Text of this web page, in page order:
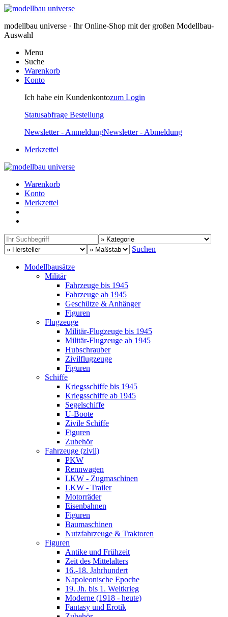
modellbau universe · Ihr Online-Shop mit der großen Modellbau-
Auswahl
Menu
Suche
Warenkorb
Konto
Ich habe ein Kundenkontozum Login
Statusabfrage Bestellung
Newsletter - AnmeldungNewsletter - Abmeldung
Merkzettel
Warenkorb
Konto
Merkzettel
Suchen
Modellbausätze
Militär
Fahrzeuge bis 1945
Fahrzeuge ab 1945
Geschütze & Anhänger
Figuren
Flugzeuge
Militär-Flugzeuge bis 1945
Militär-Flugzeuge ab 1945
Hubschrauber
Zivilflugzeuge
Figuren
Schiffe
Kriegsschiffe bis 1945
Kriegsschiffe ab 1945
Segelschiffe
U-Boote
Zivile Schiffe
Figuren
Zubehör
Fahrzeuge (zivil)
PKW
Rennwagen
LKW - Zugmaschinen
LKW - Trailer
Motorräder
Eisenbahnen
Figuren
Baumaschinen
Nutzfahrzeuge & Traktoren
Figuren
Antike und Frühzeit
Zeit des Mittelalters
16.-18. Jahrhundert
Napoleonische Epoche
19. Jh. bis 1. Weltkrieg
Moderne (1918 - heute)
Fantasy und Erotik